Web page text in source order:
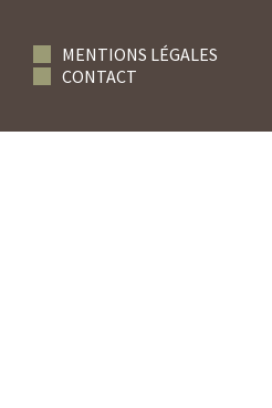
MENTIONS LÉGALES
CONTACT